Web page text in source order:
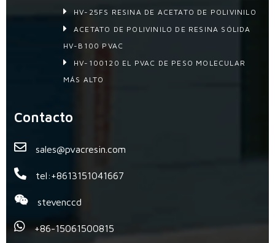
HV-25FS RESINA DE ACETATO DE POLIVINILO
ACETATO DE POLIVINILO DE RESINA SÓLIDA
HV-B100 PVAC
HV-100120 EL PVAC DE PESO MOLECULAR
MÁS ALTO
Contacto
sales@pvacresin.com
tel:+8613151041667
stevenccd
+86-15061500815